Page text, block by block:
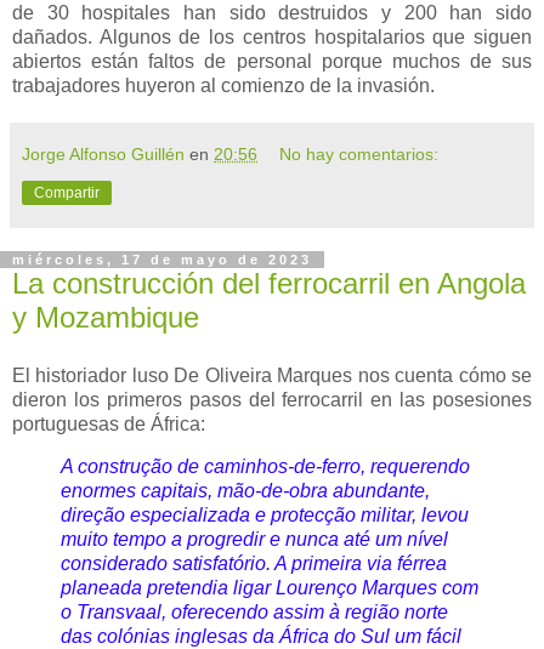
de 30 hospitales han sido destruidos y 200 han sido
dañados. Algunos de los centros hospitalarios que siguen
abiertos están faltos de personal porque muchos de sus
trabajadores huyeron al comienzo de la invasión.
Jorge Alfonso Guillén en 20:56 No hay comentarios:
Compartir
miércoles, 17 de mayo de 2023
La construcción del ferrocarril en Angola
y Mozambique
El historiador luso De Oliveira Marques nos cuenta cómo se
dieron los primeros pasos del ferrocarril en las posesiones
portuguesas de África:
A construção de caminhos-de-ferro, requerendo
enormes capitais, mão-de-obra abundante,
direção especializada e protecção militar, levou
muito tempo a progredir e nunca até um nível
considerado satisfatório. A primeira via férrea
planeada pretendia ligar Lourenço Marques com
o Transvaal, oferecendo assim à região norte
das colónias inglesas da África do Sul um fácil